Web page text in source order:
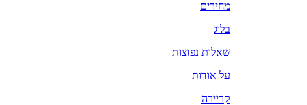
מחירים
בלוג
שאלות נפוצות
על אודות
קריירה